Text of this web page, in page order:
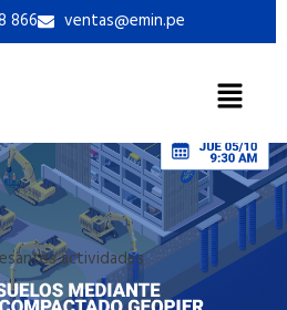
866 ventas@emin.pe
actividades